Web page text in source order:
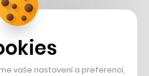
vaše nastavení a preferencí,